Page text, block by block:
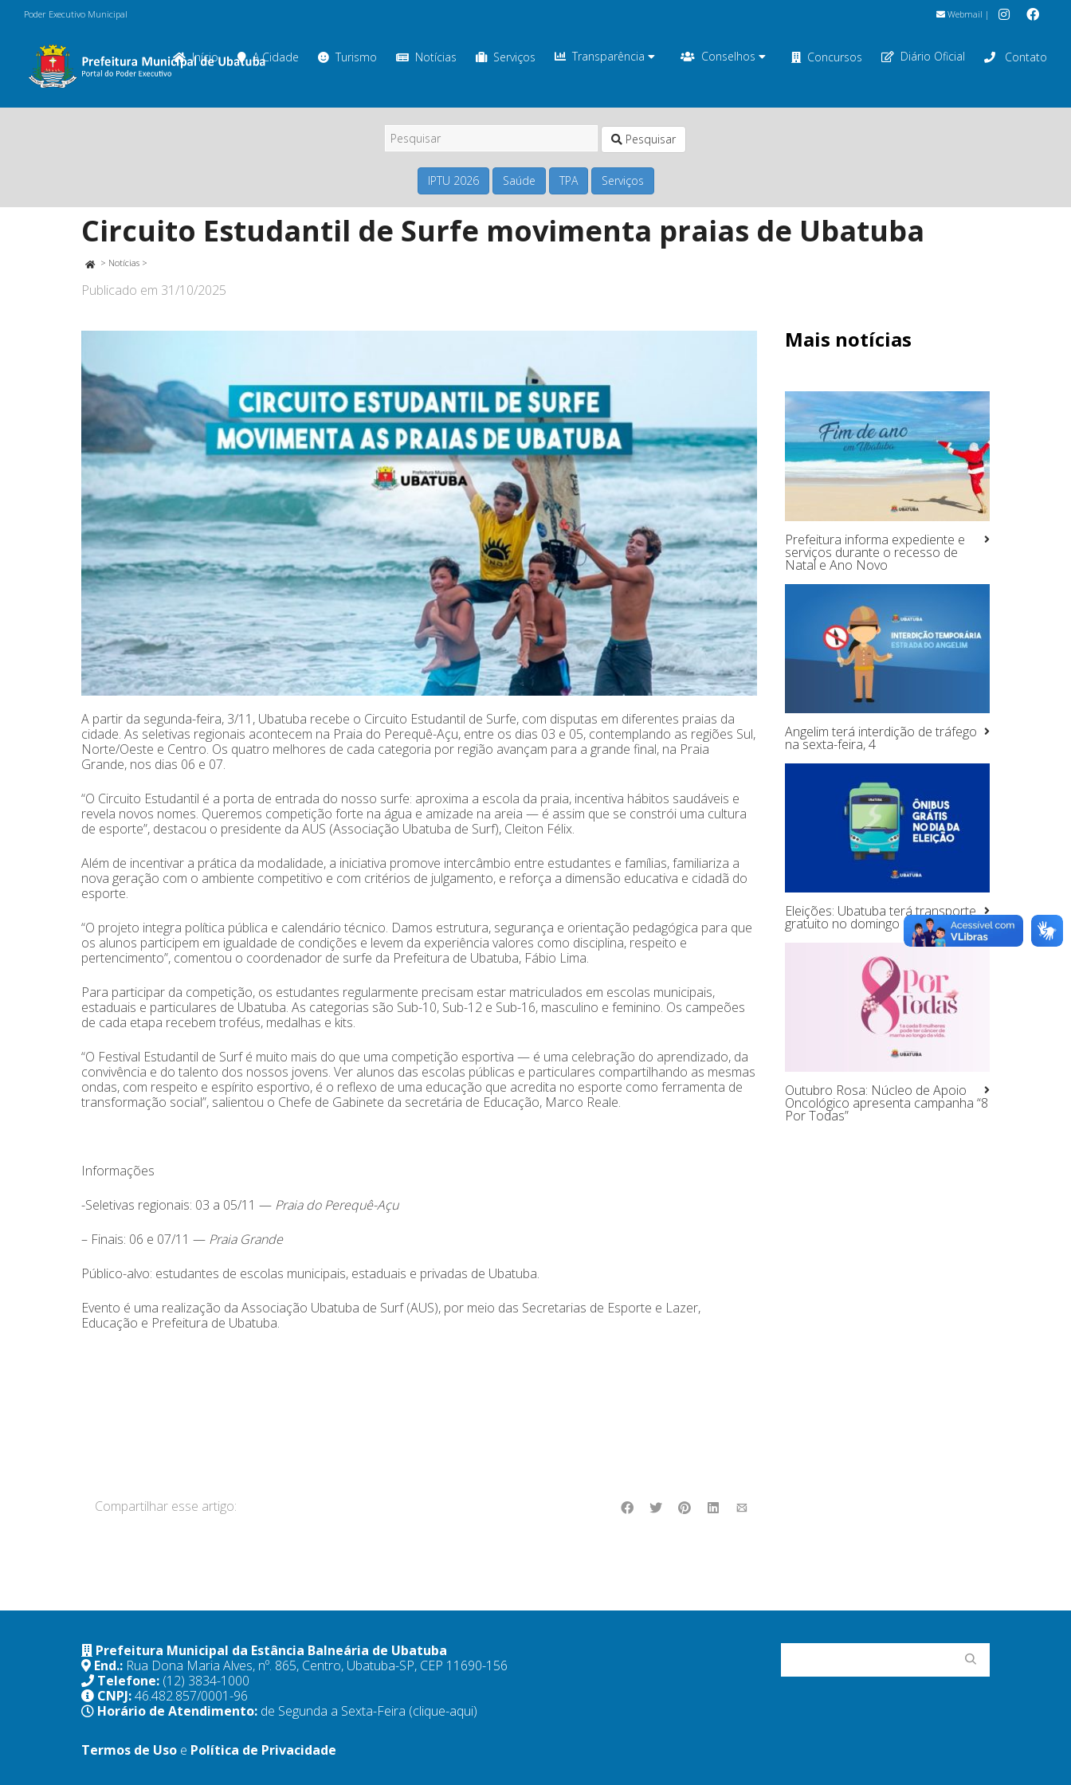
Poder Executivo Municipal Webmail |
Início A Cidade Turismo Notícias Serviços Transparência Conselhos Concursos Diário Oficial Contato
Pesquisar
IPTU 2026 Saúde TPA Serviços
Circuito Estudantil de Surfe movimenta praias de Ubatuba
> Notícias >
Publicado em 31/10/2025
A partir da segunda-feira, 3/11, Ubatuba recebe o Circuito Estudantil de Surfe, com disputas em diferentes praias da
cidade. As seletivas regionais acontecem na Praia do Perequê-Açu, entre os dias 03 e 05, contemplando as regiões Sul,
Norte/Oeste e Centro. Os quatro melhores de cada categoria por região avançam para a grande final, na Praia
Grande, nos dias 06 e 07.
“O Circuito Estudantil é a porta de entrada do nosso surfe: aproxima a escola da praia, incentiva hábitos saudáveis e
revela novos nomes. Queremos competição forte na água e amizade na areia — é assim que se constrói uma cultura
de esporte”, destacou o presidente da AUS (Associação Ubatuba de Surf), Cleiton Félix.
Além de incentivar a prática da modalidade, a iniciativa promove intercâmbio entre estudantes e famílias, familiariza a
nova geração com o ambiente competitivo e com critérios de julgamento, e reforça a dimensão educativa e cidadã do
esporte.
“O projeto integra política pública e calendário técnico. Damos estrutura, segurança e orientação pedagógica para que
os alunos participem em igualdade de condições e levem da experiência valores como disciplina, respeito e
pertencimento”, comentou o coordenador de surfe da Prefeitura de Ubatuba, Fábio Lima.
Para participar da competição, os estudantes regularmente precisam estar matriculados em escolas municipais,
estaduais e particulares de Ubatuba. As categorias são Sub-10, Sub-12 e Sub-16, masculino e feminino. Os campeões
de cada etapa recebem troféus, medalhas e kits.
“O Festival Estudantil de Surf é muito mais do que uma competição esportiva — é uma celebração do aprendizado, da
convivência e do talento dos nossos jovens. Ver alunos das escolas públicas e particulares compartilhando as mesmas
ondas, com respeito e espírito esportivo, é o reflexo de uma educação que acredita no esporte como ferramenta de
transformação social”, salientou o Chefe de Gabinete da secretária de Educação, Marco Reale.
Informações
-Seletivas regionais: 03 a 05/11 — Praia do Perequê-Açu
– Finais: 06 e 07/11 — Praia Grande
Público-alvo: estudantes de escolas municipais, estaduais e privadas de Ubatuba.
Evento é uma realização da Associação Ubatuba de Surf (AUS), por meio das Secretarias de Esporte e Lazer,
Educação e Prefeitura de Ubatuba.
Compartilhar esse artigo:
Mais notícias
Prefeitura informa expediente e
serviços durante o recesso de
Natal e Ano Novo
Angelim terá interdição de tráfego
na sexta-feira, 4
Eleições: Ubatuba terá transporte
gratuito no domingo 6,
Outubro Rosa: Núcleo de Apoio
Oncológico apresenta campanha “8
Por Todas”
Prefeitura Municipal da Estância Balneária de Ubatuba
End.: Rua Dona Maria Alves, nº. 865, Centro, Ubatuba-SP, CEP 11690-156
Telefone: (12) 3834-1000
CNPJ:46.482.857/0001-96
Horário de Atendimento: de Segunda a Sexta-Feira (clique-aqui)
Termos de Uso e Política de Privacidade